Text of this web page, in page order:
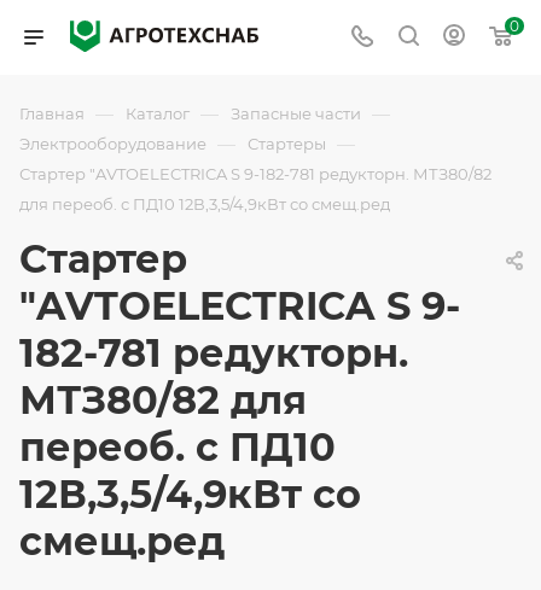
0
Главная — Каталог — Запасные части —
Электрооборудование — Стартеры —
Стартер "AVTOELECTRICA S 9-182-781 редукторн. МТЗ80/82
для переоб. с ПД10 12В,3,5/4,9кВт со смещ.ред
Стартер
"AVTOELECTRICA S 9-
182-781 редукторн.
МТЗ80/82 для
переоб. с ПД10
12В,3,5/4,9кВт со
смещ.ред